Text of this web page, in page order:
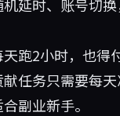
延时、账号切换
跑2小时，也得
任务只需要每
副业新手。